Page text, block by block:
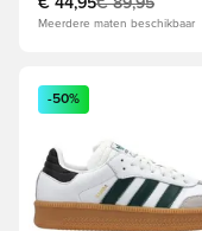
Meerdere maten beschikbaar
Opent een venster
-50%